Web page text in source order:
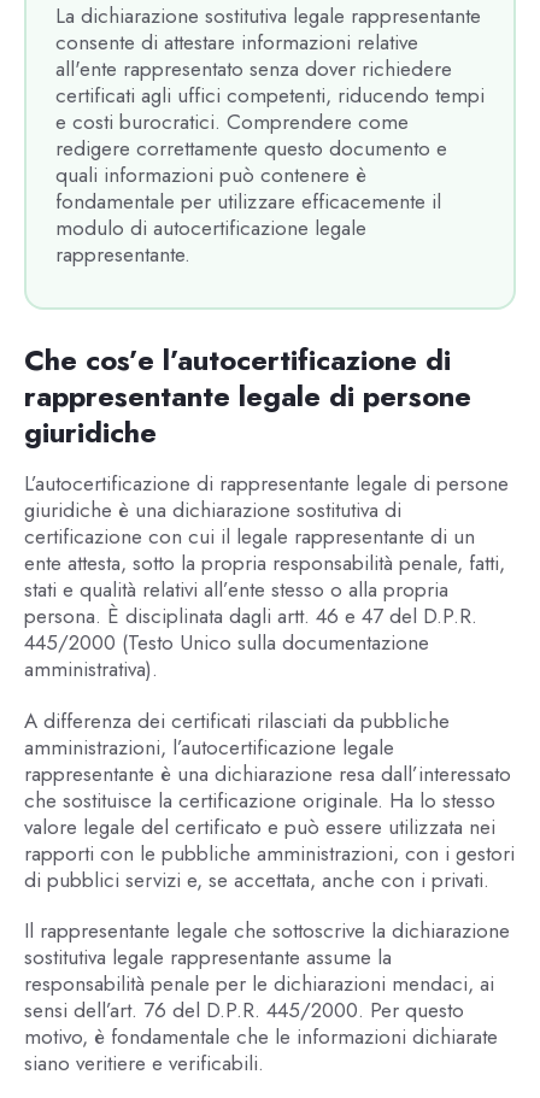
La dichiarazione sostitutiva legale rappresentante
consente di attestare informazioni relative
all'ente rappresentato senza dover richiedere
certificati agli uffici competenti, riducendo tempi
e costi burocratici. Comprendere come
redigere correttamente questo documento e
quali informazioni può contenere è
fondamentale per utilizzare efficacemente il
modulo di autocertificazione legale
rappresentante.
Che cos’e l’autocertificazione di
rappresentante legale di persone
giuridiche
L’autocertificazione di rappresentante legale di persone
giuridiche è una dichiarazione sostitutiva di
certificazione con cui il legale rappresentante di un
ente attesta, sotto la propria responsabilità penale, fatti,
stati e qualità relativi all’ente stesso o alla propria
persona. È disciplinata dagli artt. 46 e 47 del D.P.R.
445/2000 (Testo Unico sulla documentazione
amministrativa).
A differenza dei certificati rilasciati da pubbliche
amministrazioni, l’autocertificazione legale
rappresentante è una dichiarazione resa dall’interessato
che sostituisce la certificazione originale. Ha lo stesso
valore legale del certificato e può essere utilizzata nei
rapporti con le pubbliche amministrazioni, con i gestori
di pubblici servizi e, se accettata, anche con i privati.
Il rappresentante legale che sottoscrive la dichiarazione
sostitutiva legale rappresentante assume la
responsabilità penale per le dichiarazioni mendaci, ai
sensi dell’art. 76 del D.P.R. 445/2000. Per questo
motivo, è fondamentale che le informazioni dichiarate
siano veritiere e verificabili.